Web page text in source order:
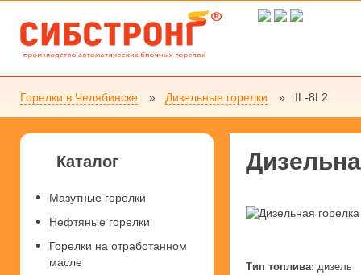
Горелки в Челябинске Дизельные горелки IL-8L2
Тип топлива: дизель
Каталог
Мазутные горелки
Нефтяные горелки
Горелки на отработанном
масле